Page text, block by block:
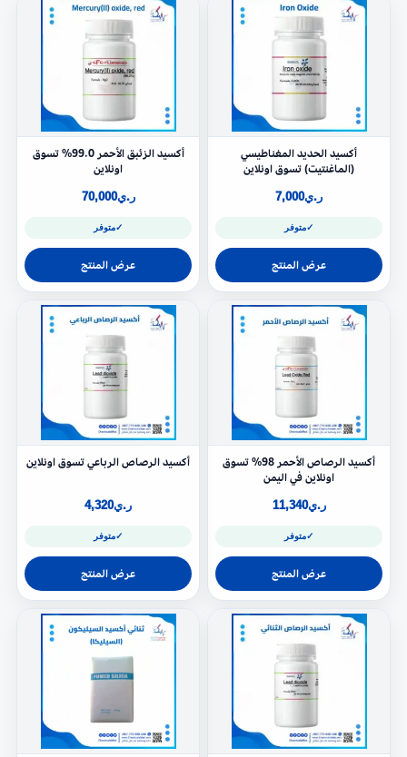
أكسيد الحديد المغناطيسي
(الماغنتيت) تسوق اونلاين
ر.ي7,000
✓متوفر
عرض المنتج
أكسيد الزئبق الأحمر 99.0% تسوق
اونلاين
ر.ي70,000
✓متوفر
عرض المنتج
أكسيد الرصاص الأحمر 98% تسوق
اونلاين في اليمن
ر.ي11,340
✓متوفر
عرض المنتج
أكسيد الرصاص الرباعي تسوق اونلاين
ر.ي4,320
✓متوفر
عرض المنتج